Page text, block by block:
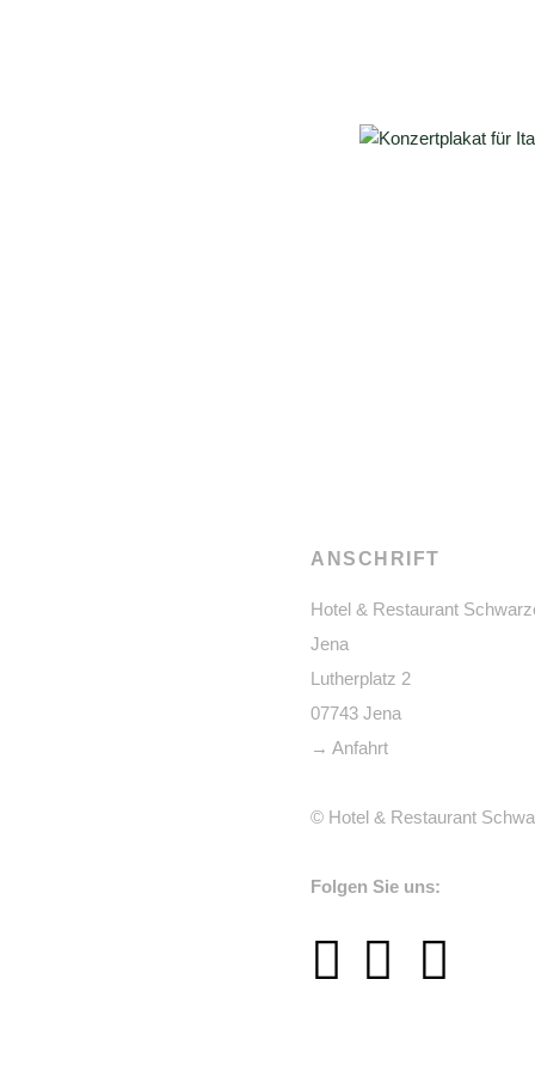
ANSCHRIFT
Hotel & Restaurant
Jena
Lutherplatz 2
07743 Jena
→ Anfahrt
© Hotel & Restaurant
Folgen Sie uns: